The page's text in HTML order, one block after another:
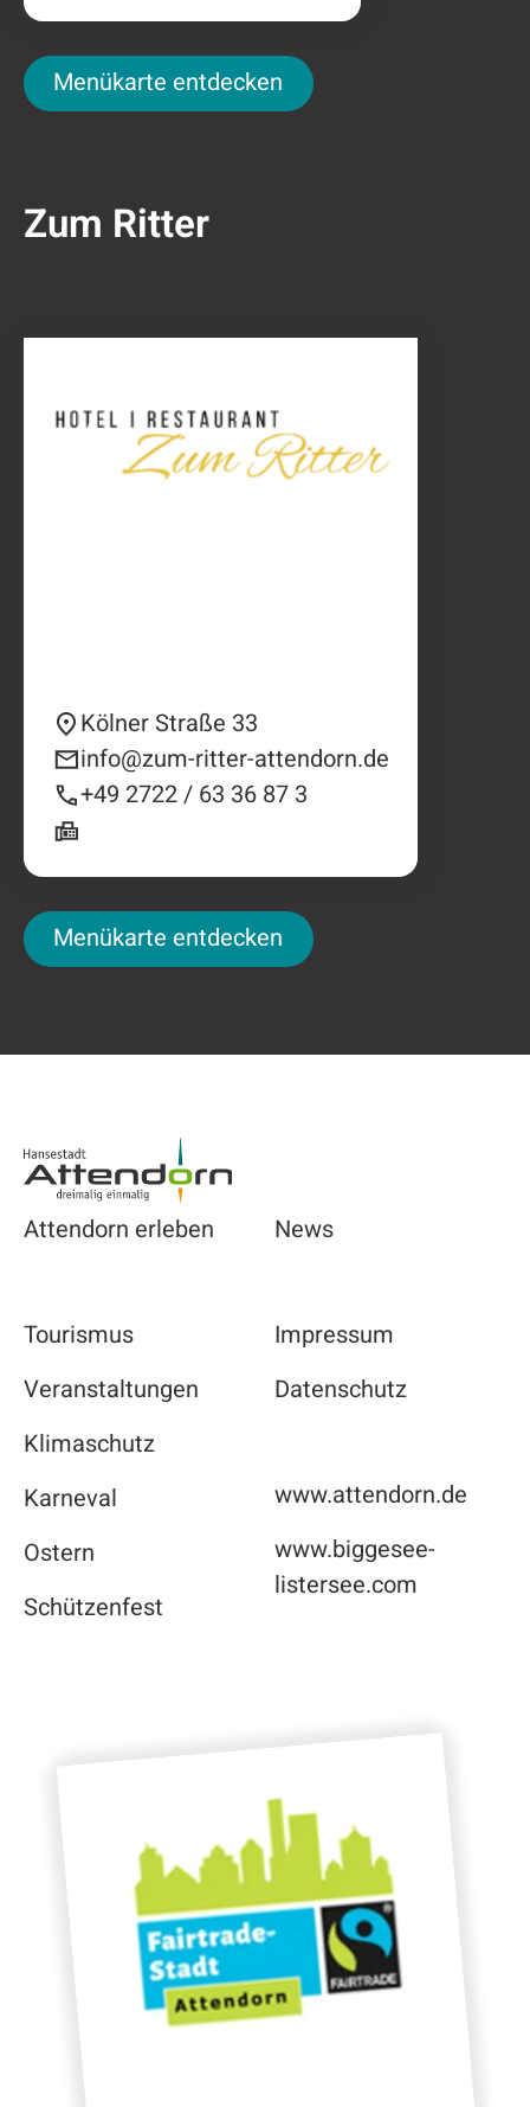
Menükarte entdecken
Menükarte entdecken
Zum Ritter
Kölner Straße 33
info@zum-ritter-attendorn.de
+49 2722 / 63 36 87 3
Menükarte entdecken
Menükarte entdecken
Attendorn erleben
Tourismus
Veranstaltungen
Klimaschutz
Karneval
Ostern
Schützenfest
News
Impressum
Datenschutz
www.attendorn.de
www.biggesee-
listersee.com